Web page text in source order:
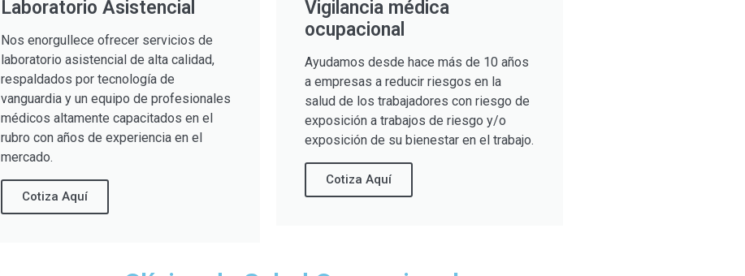
Laboratorio Asistencial
Nos enorgullece ofrecer servicios de
laboratorio asistencial de alta calidad,
respaldados por tecnología de
vanguardia y un equipo de profesionales
médicos altamente capacitados en el
rubro con años de experiencia en el
mercado.
Cotiza Aquí
Vigilancia médica
ocupacional
Ayudamos desde hace más de 10 años
a empresas a reducir riesgos en la
salud de los trabajadores con riesgo de
exposición a trabajos de riesgo y/o
exposición de su bienestar en el trabajo.
Cotiza Aquí